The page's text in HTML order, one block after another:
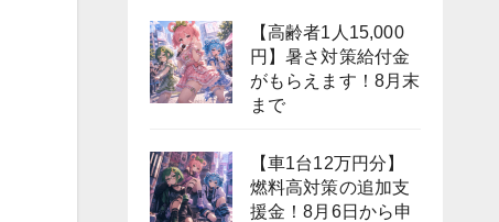
【高齢者1人15,000
円】暑さ対策給付金
がもらえます！8月末
まで
【車1台12万円分】
燃料高対策の追加支
援金！8月6日から申